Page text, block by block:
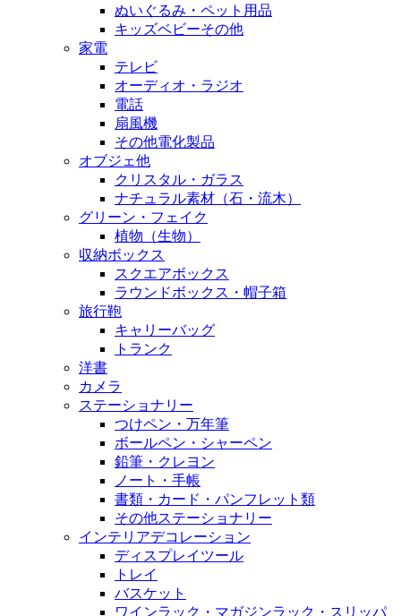
ぬいぐるみ・ペット用品
キッズベビーその他
家電
テレビ
オーディオ・ラジオ
電話
扇風機
その他電化製品
オブジェ他
クリスタル・ガラス
ナチュラル素材（石・流木）
グリーン・フェイク
植物（生物）
収納ボックス
スクエアボックス
ラウンドボックス・帽子箱
旅行鞄
キャリーバッグ
トランク
洋書
カメラ
ステーショナリー
つけペン・万年筆
ボールペン・シャーペン
鉛筆・クレヨン
ノート・手帳
書類・カード・パンフレット類
その他ステーショナリー
インテリアデコレーション
ディスプレイツール
トレイ
バスケット
ワインラック・マガジンラック・スリッパ